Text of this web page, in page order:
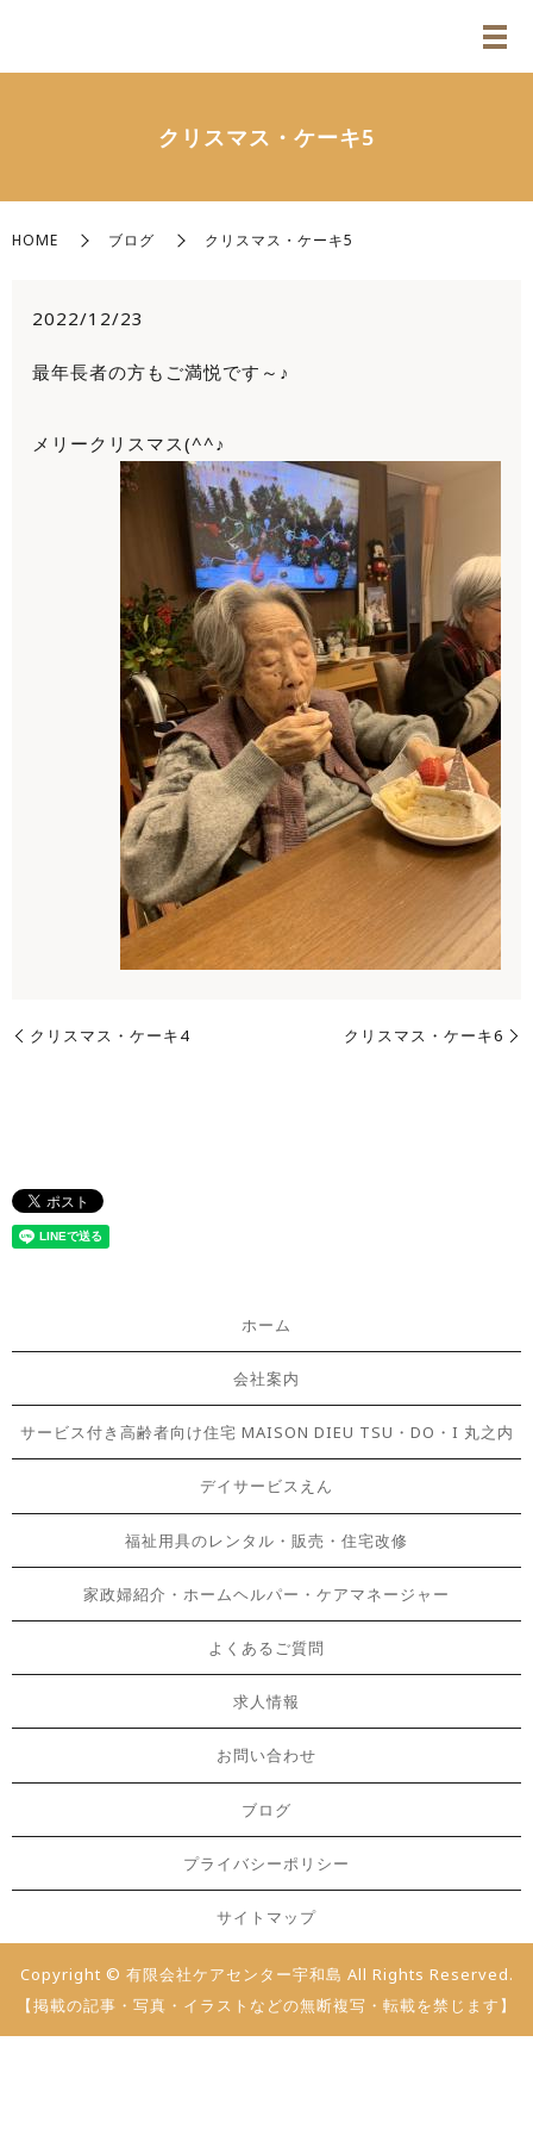
クリスマス・ケーキ5
HOME ブログ クリスマス・ケーキ5
2022/12/23
最年長者の方もご満悦です～♪
メリークリスマス(^^♪
クリスマス・ケーキ4 クリスマス・ケーキ6
ホーム
会社案内
サービス付き高齢者向け住宅 MAISON DIEU TSU・DO・I 丸之内
デイサービスえん
福祉用具のレンタル・販売・住宅改修
家政婦紹介・ホームヘルパー・ケアマネージャー
よくあるご質問
求人情報
お問い合わせ
ブログ
プライバシーポリシー
サイトマップ
Copyright © 有限会社ケアセンター宇和島 All Rights Reserved.
【掲載の記事・写真・イラストなどの無断複写・転載を禁じます】